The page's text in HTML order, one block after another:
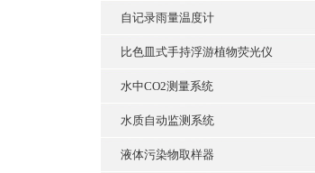
自记录雨量温度计
比色皿式手持浮游植物荧光仪
水中CO2测量系统
水质自动监测系统
液体污染物取样器